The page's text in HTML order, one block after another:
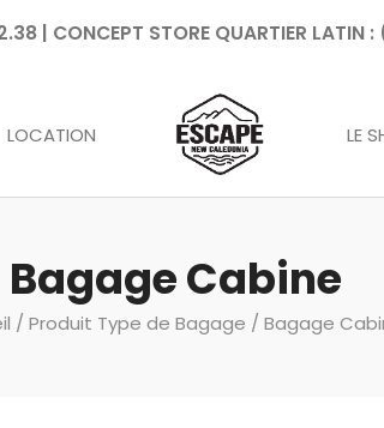
| CONCEPT STORE QUARTIER LATIN
LOCATION LE
Bagage Cabine
/ Produit Type de Bagage / Bagage